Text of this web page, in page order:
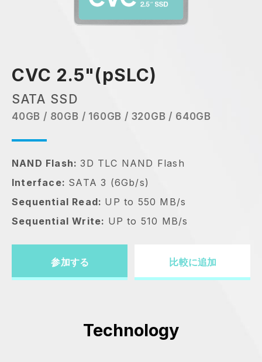
CVC 2.5"(pSLC)
SATA SSD
40GB / 80GB / 160GB / 320GB / 640GB
NAND Flash:3D TLC NAND Flash
Interface: SATA 3 (6Gb/s)
Sequential Read: UP to 550 MB/s
Sequential Write: UP to 510 MB/s
参加する 比較に追加
Technology